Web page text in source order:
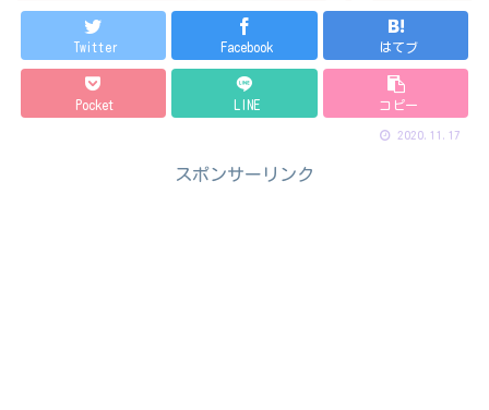
Twitter Facebook はてブ
Pocket LINE コピー
2020.11.17
スポンサーリンク